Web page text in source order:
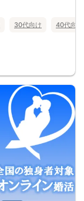
30代向け 40代向け